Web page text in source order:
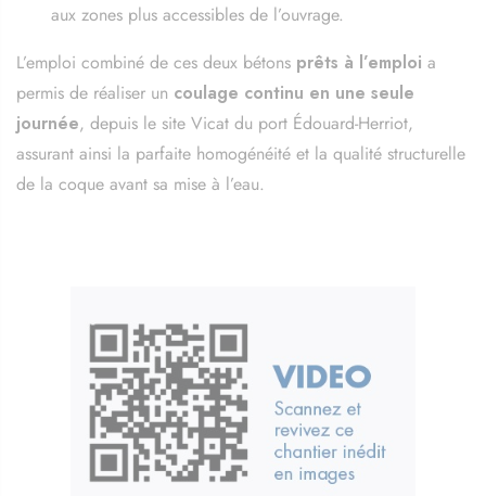
aux zones plus accessibles de l’ouvrage.
L’emploi combiné de ces deux bétons prêts à l’emploi a
permis de réaliser un coulage continu en une seule
journée, depuis le site Vicat du port Édouard-Herriot,
assurant ainsi la parfaite homogénéité et la qualité structurelle
de la coque avant sa mise à l’eau.